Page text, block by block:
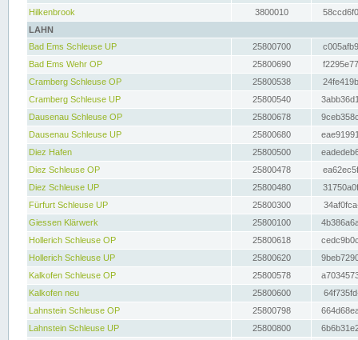
Hilkenbrook
3800010
LAHN
Bad Ems Schleuse UP
25800700
Bad Ems Wehr OP
25800690
Cramberg Schleuse OP
25800538
Cramberg Schleuse UP
25800540
Dausenau Schleuse OP
25800678
Dausenau Schleuse UP
25800680
Diez Hafen
25800500
Diez Schleuse OP
25800478
Diez Schleuse UP
25800480
Fürfurt Schleuse UP
25800300
Giessen Klärwerk
25800100
Hollerich Schleuse OP
25800618
Hollerich Schleuse UP
25800620
Kalkofen Schleuse OP
25800578
Kalkofen neu
25800600
Lahnstein Schleuse OP
25800798
Lahnstein Schleuse UP
25800800